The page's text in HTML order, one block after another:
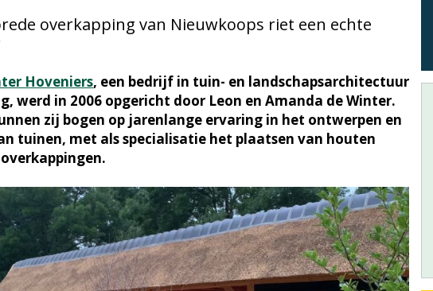
overkapping van Nieuwkoops riet een echte
Hoveniers, een bedrijf in tuin- en landschapsarchitectuur
werd in 2006 opgericht door Leon en Amanda de Winter.
zij bogen op jarenlange ervaring in het ontwerpen en
tuinen, met als specialisatie het plaatsen van houten